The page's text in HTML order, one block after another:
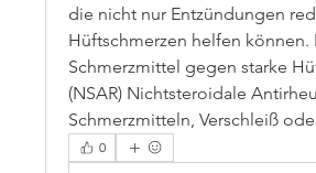
die nicht nur Entzündungen
Hüftschmerzen helfen
Schmerzmittel gegen starke
(NSAR) Nichtsteroidale
Schmerzmitteln, Verschleiß
0